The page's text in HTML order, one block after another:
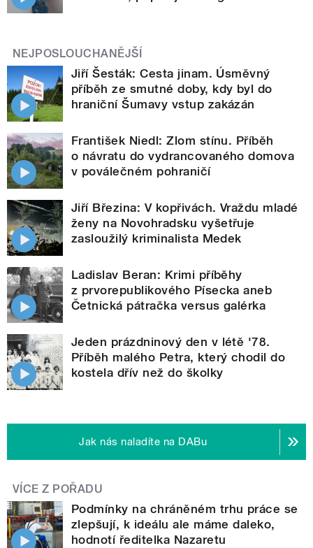
NEJPOSLOUCHANĚJŠÍ
Jiří Šesták: Cesta jinam. Úsměvný
příběh ze smutné doby, kdy byl do
hraniční Šumavy vstup zakázán
František Niedl: Zlom stínu. Příběh
o návratu do vydrancovaného domova
v poválečném pohraničí
Jiří Březina: V kopřivách. Vraždu mladé
ženy na Novohradsku vyšetřuje
zasloužilý kriminalista Medek
Ladislav Beran: Krimi příběhy
z prvorepublikového Písecka aneb
Četnická pátračka versus galérka
Jeden prázdninový den v létě '78.
Příběh malého Petra, který chodil do
kostela dřív než do školky
Jak nás naladíte na DABu
VÍCE Z POŘADU
Podmínky na chráněném trhu práce se
zlepšují, k ideálu ale máme daleko,
hodnotí ředitelka Nazaretu